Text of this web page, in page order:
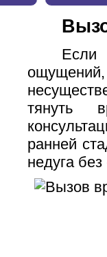
Если вы
тянуть
ранней
недуга